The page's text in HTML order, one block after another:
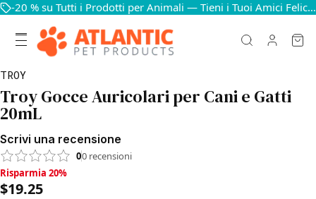
-20 % su Tutti i Prodotti per Animali — Tieni i Tuoi Amici Felici e in Salute
TROY
Troy Gocce Auricolari per Cani e Gatti
20mL
Scrivi una recensione
00 recensioni
Risparmia 20%, $19.25
Risparmia 20%
$19.25